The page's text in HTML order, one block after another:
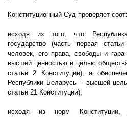
Конституционный Суд проверяет
исходя из того, что
государство (часть первая
человек, его права, свободы и
высшей ценностью и целью
статьи 2 Конституции), а
Республики Беларусь – высшей
статьи 21 Конституции);
исходя из норм Конституции,